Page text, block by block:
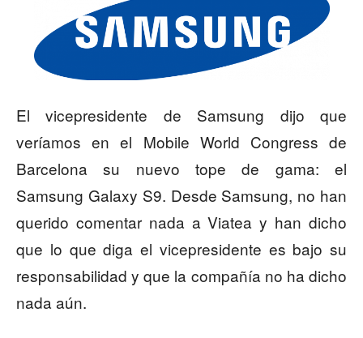
El vicepresidente de Samsung dijo que
veríamos en el Mobile World Congress de
Barcelona su nuevo tope de gama: el
Samsung Galaxy S9. Desde Samsung, no han
querido comentar nada a Viatea y han dicho
que lo que diga el vicepresidente es bajo su
responsabilidad y que la compañía no ha dicho
nada aún.